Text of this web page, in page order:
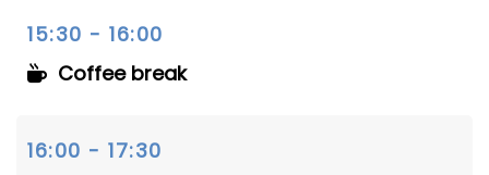
15:30 - 16:00
Coffee break
16:00 - 17:30